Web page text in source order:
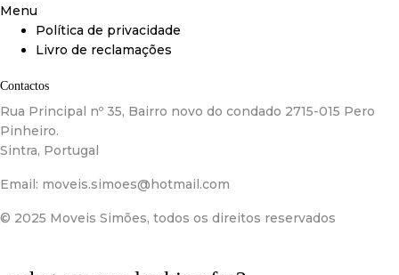
Menu
Política de privacidade
Livro de reclamações
Contactos
Rua Principal nº 35, Bairro novo do condado 2715-015 Pero
Pinheiro.
Sintra, Portugal
Email: moveis.simoes@hotmail.com
© 2025 Moveis Simões, todos os direitos reservados